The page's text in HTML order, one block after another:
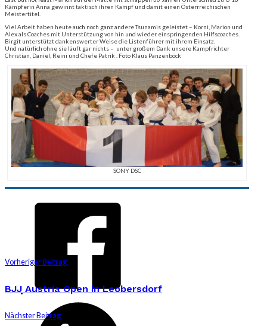
Kämpferin Anna gewinnt taktisch ihren Kampf und damit einen Österrreichischen
Meistertitel.
Viel Arbeit haben heute auch noch ganz andere Tsunamis geleistet – Korni, Marion und
Alex als Coaches mit Unterstützung von hin und wieder einspringenden Hilfscoaches.
Birgit unterstützt dankenswerter Weise die Listenführer mit ihrem Einsatz.
Und natürlich ohne sie läuft gar nichts – unter großem Dank unsere Kampfrichter
Christian, Daniel, Reini und Chefe Patrik . Foto Klaus Panzenböck
SONY DSC
Vorheriger Beitrag
BJJ Austria Open in Leobersdorf
Nächster Beitrag